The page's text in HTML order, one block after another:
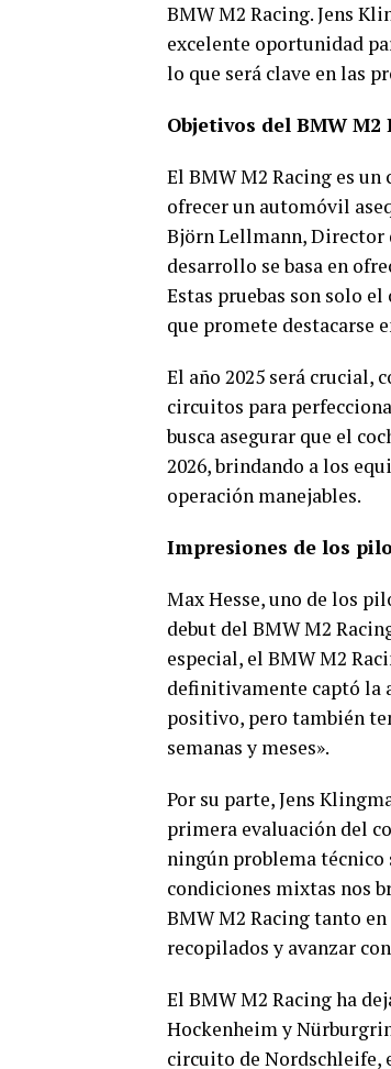
BMW M2 Racing. Jens
excelente oportunidad
lo que será clave en las
Objetivos del BMW M2
El BMW M2 Racing es
ofrecer un automóvil
Björn Lellmann, Director
desarrollo se basa en
Estas pruebas son solo
que promete destacarse
El año 2025 será crucial,
circuitos para
busca asegurar que el
2026, brindando a los
operación manejables.
Impresiones de los
Max Hesse, uno de los
debut del BMW M2
especial, el BMW M2
definitivamente captó la
positivo, pero también
semanas y meses».
Por su parte, Jens
primera evaluación del
ningún problema técnico
condiciones mixtas nos
BMW M2 Racing tanto
recopilados y avanzar
El BMW M2 Racing ha
Hockenheim y
circuito de Nordschleife,